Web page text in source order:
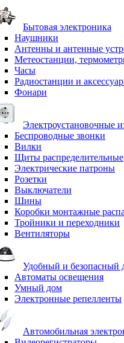
Бытовая электроника
Наушники
Антенны и антенные
Метеостанции,
Часы
Радиостанции и
Фонари
Электроустановочные
Беспроводные звонки
Вилки
Щиты распределительные
Электрические патроны
Розетки
Выключатели
Шины
Коробки монтажные
Тройники и переходники
Вентиляторы
Удобный и безопасный
Автоматы освещения
Умный дом
Электронные репелленты
Автомобильная